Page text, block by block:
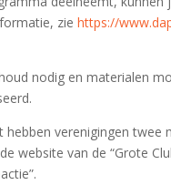
zie https://
nodig en materialen
verenigingen
website van de “Grote